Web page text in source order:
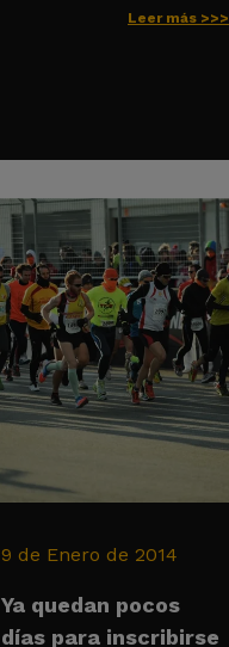
Leer más >>>
9 de Enero de 2014
Ya quedan pocos
días para inscribirse